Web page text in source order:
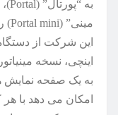
مینی” (Portal mini) رونمایی نمود.
اینچی، نسخه
به یک صفحه نمایش
امکان می دهد با